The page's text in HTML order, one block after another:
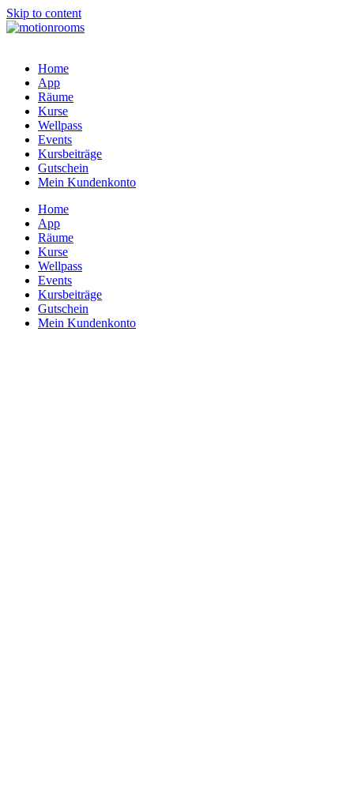
Skip to content
Home
App
Räume
Kurse
Wellpass
Events
Kursbeiträge
Gutschein
Mein Kundenkonto
Home
App
Räume
Kurse
Wellpass
Events
Kursbeiträge
Gutschein
Mein Kundenkonto